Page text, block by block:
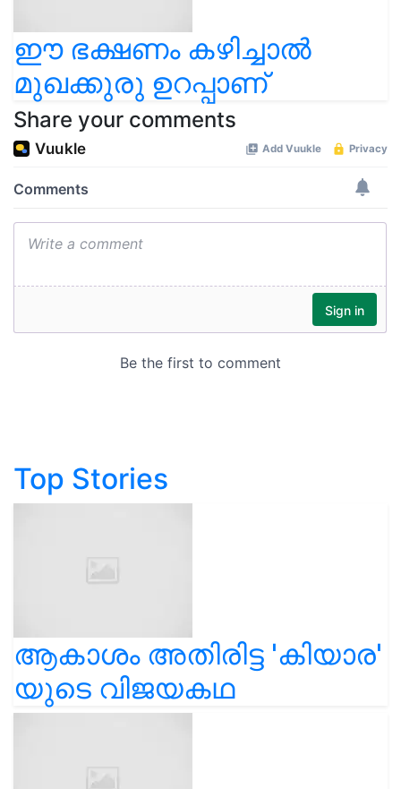
ഈ ഭക്ഷണം കഴിച്ചാൽ
മുഖക്കുരു ഉറപ്പാണ്
Share your comments
Top Stories
ആകാശം അതിരിട്ട 'കിയാര'
യുടെ വിജയകഥ